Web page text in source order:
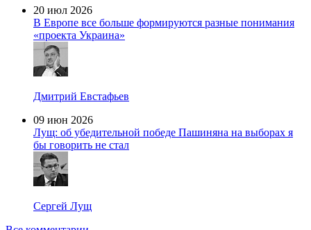
20 июл 2026
В Европе все больше формируются разные понимания
«проекта Украина»
Дмитрий Евстафьев
09 июн 2026
Лущ: об убедительной победе Пашиняна на выборах я
бы говорить не стал
Сергей Лущ